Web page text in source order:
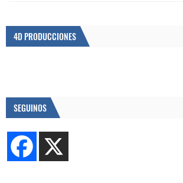
4D PRODUCCIONES
SEGUINOS